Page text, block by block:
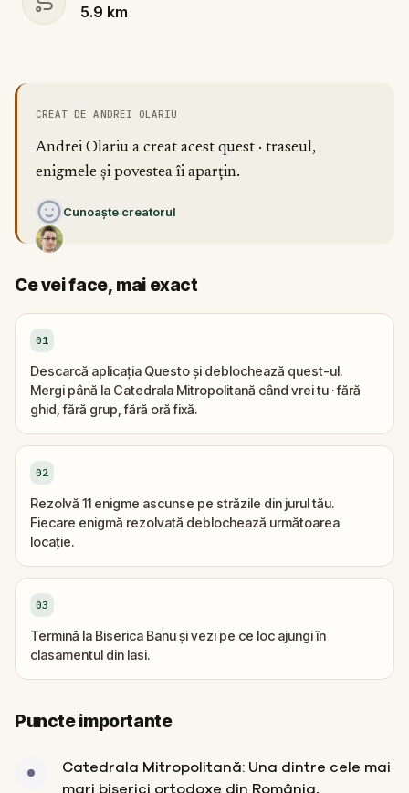
5.9 km
CREAT DE ANDREI OLARIU
Andrei Olariu a creat acest quest · traseul,
enigmele și povestea îi aparțin.
Cunoaște creatorul
Ce vei face, mai exact
01
Descarcă aplicația Questo și deblochează quest-ul.
Mergi până la Catedrala Mitropolitană când vrei tu · fără
ghid, fără grup, fără oră fixă.
02
Rezolvă 11 enigme ascunse pe străzile din jurul tău.
Fiecare enigmă rezolvată deblochează următoarea
locație.
03
Termină la Biserica Banu și vezi pe ce loc ajungi în
clasamentul din Iasi.
Puncte importante
Catedrala Mitropolitană: Una dintre cele mai
mari biserici ortodoxe din România,